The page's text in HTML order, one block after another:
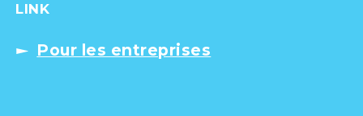
LINK
Pour les entreprises